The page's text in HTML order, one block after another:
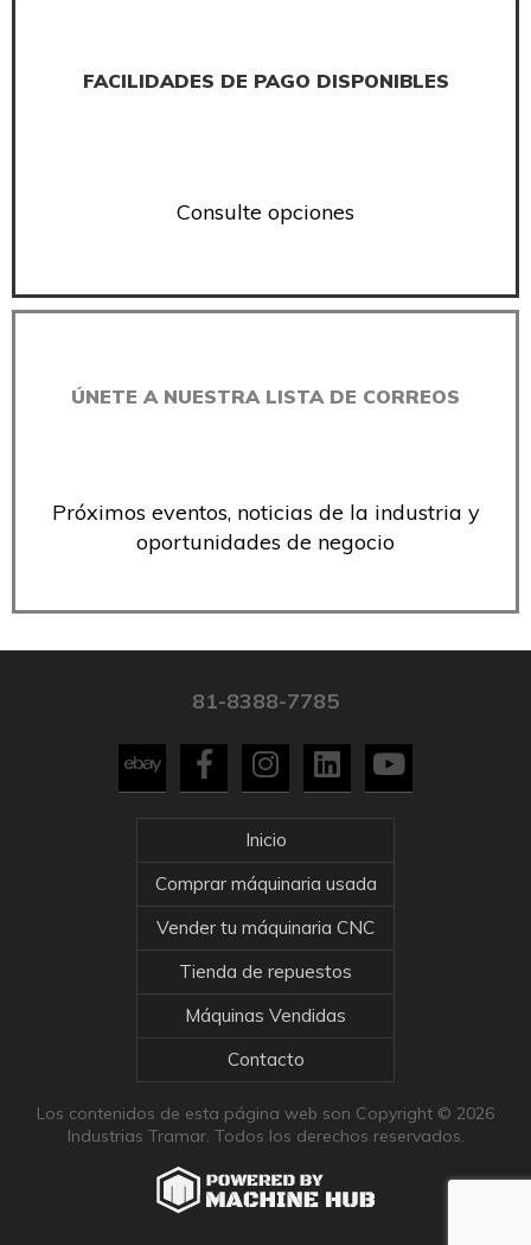
FACILIDADES DE PAGO DISPONIBLES
Consulte opciones
ÚNETE A NUESTRA LISTA DE CORREOS
Próximos eventos, noticias de la industria y
oportunidades de negocio
81-8388-7785
Inicio
Comprar máquinaria usada
Vender tu máquinaria CNC
Tienda de repuestos
Máquinas Vendidas
Contacto
Los contenidos de esta página web son Copyright © 2026
Industrias Tramar. Todos los derechos reservados.